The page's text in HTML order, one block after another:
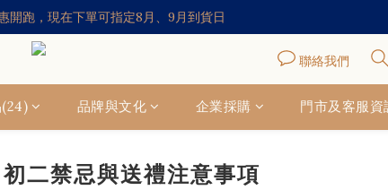
跑，現在下單可指定8月、9月到貨日
聯絡我們
品牌與文化 企業採購 門市及客服資
二禁忌與送禮注意事項